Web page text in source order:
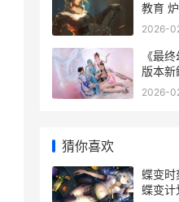
教育
2026-
《最
版本新
想14时
2026-
猜你喜欢
蝶变
蝶变计